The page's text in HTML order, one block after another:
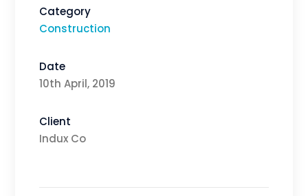
Category
Construction
Date
10th April, 2019
Client
Indux Co